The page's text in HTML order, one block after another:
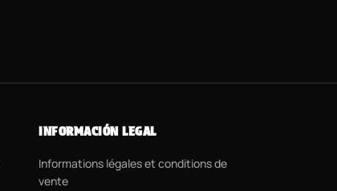
INFORMACIÓN LEGAL
Informations légales et conditions de
vente